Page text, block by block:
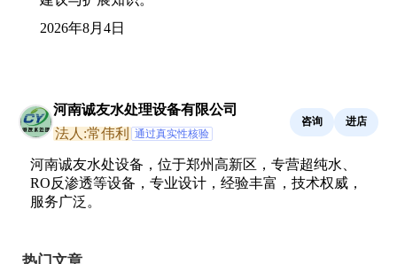
2026年8月4日
河南诚友水处理设备有限公司
法人:常伟利
通过真实性核验
咨询 进店
河南诚友水处设备，位于郑州高新区，专营超纯水、
RO反渗透等设备，专业设计，经验丰富，技术权威，
服务广泛。
热门文章